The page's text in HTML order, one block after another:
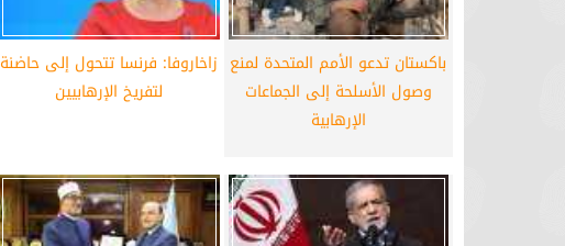
باكستان تدعو الأمم المتحدة لمنع
وصول الأسلحة إلى الجماعات
الإرهابية
زاخاروفا: فرنسا تتحول إلى حاضنة
لتفريخ الإرهابيين